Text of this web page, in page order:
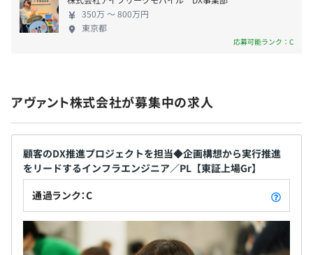
■タッチパネル対応のお客様カード電子化システム など
自分に合った勉強の仕方が学べるコンテンツとして用意。
当社には90以上の奨励資格がありますが、どのようなも
のが推奨されていて、どんな人がどのように取得したかを
一覧にしています。
勉強の仕方は人それぞれ。ひとりで取り組むよりも、経験
者に聞いてみるのが近道になるかもしれません。
誰がどの資格をもっているかがわかり、勉強方法や難易度
も直接質問できるので自分に合ったやり方を探すことがで
きます。
賞与：年2回（7月・12月）
※人事考課：年2回（3月・9月）
※人事アンケート：月1回
社会保険完備（健康保険・厚生年金保険、雇用保険・労災
保険）
350万 〜 800万円
東京都
応募可能ランク：C
アヴァント株式会社が募集中の求人
顧客のDX推進プロジェクトを担当◆企画構想から実行推進
をリードするインフラエンジニア／PL【東証上場Gr】
通過ランク：C